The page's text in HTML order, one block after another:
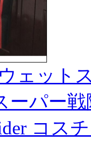
ェット
ーパー
コス